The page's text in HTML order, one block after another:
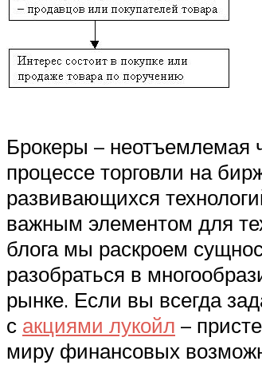
Брокеры – неотъемлемая
процессе торговли на
развивающихся
важным элементом для
блога мы раскроем
разобраться в
рынке. Если вы всегда
с акциями лукойл –
миру финансовых